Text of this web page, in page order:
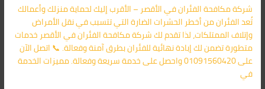
شركة مكافحة الفئران في الأقصر – الأقرب إليك لحماية منزلك وأعمالك
تُعد الفئران من أخطر الحشرات الضارة التي تتسبب في نقل الأمراض
وإتلاف الممتلكات، لذا تقدم لك شركة مكافحة الفئران في الأقصر خدمات
متطورة تضمن لك إبادة نهائية للفئران بطرق آمنة وفعالة. 📞 اتصل الآن
على 01091560420 واحصل على خدمة سريعة وفعالة. مميزات الخدمة
في